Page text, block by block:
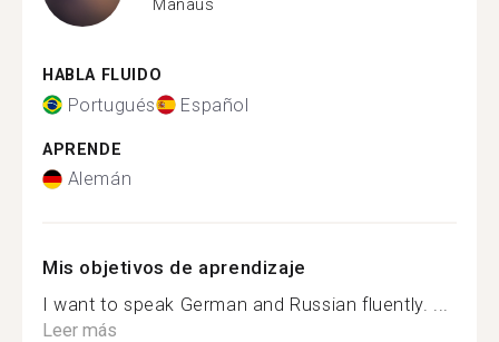
Manaus
HABLA FLUIDO
Portugués Español
APRENDE
Alemán
Mis objetivos de aprendizaje
I want to speak German and Russian fluently. ...
Leer más